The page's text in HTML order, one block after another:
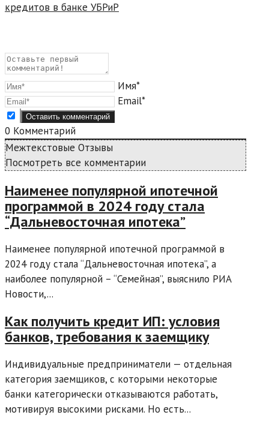
кредитов в банке УБРиР
Имя*
Email*
0 Комментарий
Межтекстовые Отзывы
Посмотреть все комментарии
Наименее популярной ипотечной
программой в 2024 году стала
“Дальневосточная ипотека”
Наименее популярной ипотечной программой в
2024 году стала “Дальневосточная ипотека”, а
наиболее популярной – “Семейная”, выяснило РИА
Новости,...
Как получить кредит ИП: условия
банков, требования к заемщику
Индивидуальные предприниматели — отдельная
категория заемщиков, с которыми некоторые
банки категорически отказываются работать,
мотивируя высокими рисками. Но есть...